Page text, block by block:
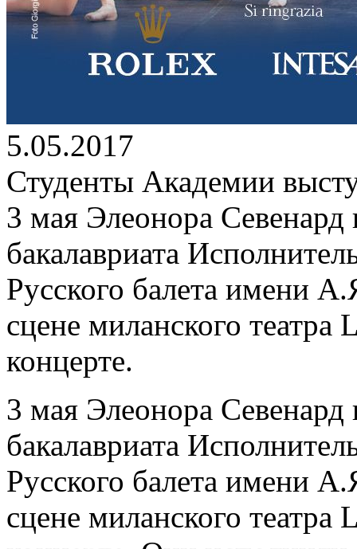
5.05.2017
Студенты Академии
3 мая Элеонора
бакалавриата
Русского балета имени
сцене миланского театра
концерте.
3 мая Элеонора
бакалавриата
Русского балета имени
сцене миланского театра